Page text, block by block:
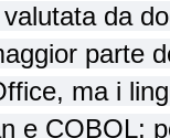
da
parte
ma i
e COBOL;